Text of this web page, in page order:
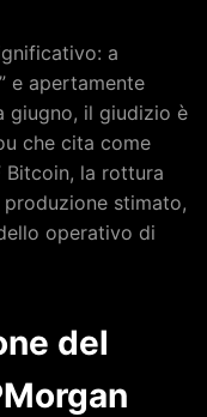
a
e apertamente
giugno, il giudizio è
che cita come
la rottura
stimato,
operativo di
del